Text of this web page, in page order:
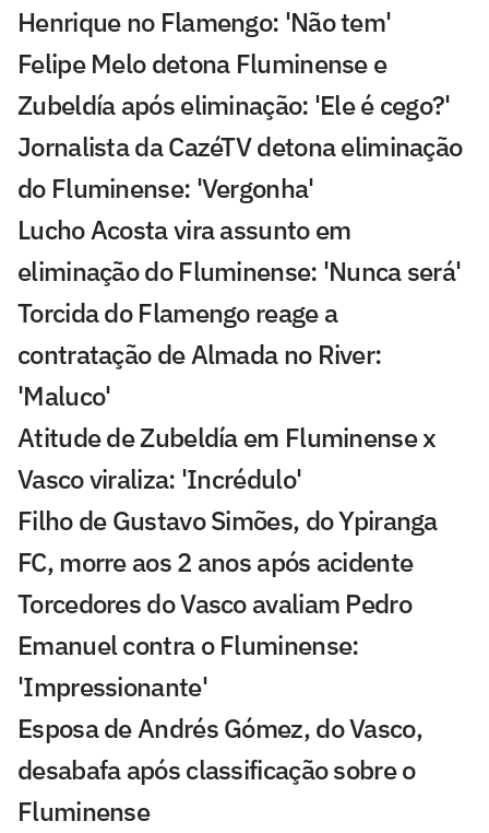
Henrique no Flamengo: 'Não tem'
Felipe Melo detona Fluminense e
Zubeldía após eliminação: 'Ele é cego?'
Jornalista da CazéTV detona eliminação
do Fluminense: 'Vergonha'
Lucho Acosta vira assunto em
eliminação do Fluminense: 'Nunca será'
Torcida do Flamengo reage a
contratação de Almada no River:
'Maluco'
Atitude de Zubeldía em Fluminense x
Vasco viraliza: 'Incrédulo'
Filho de Gustavo Simões, do Ypiranga
FC, morre aos 2 anos após acidente
Torcedores do Vasco avaliam Pedro
Emanuel contra o Fluminense:
'Impressionante'
Esposa de Andrés Gómez, do Vasco,
desabafa após classificação sobre o
Fluminense